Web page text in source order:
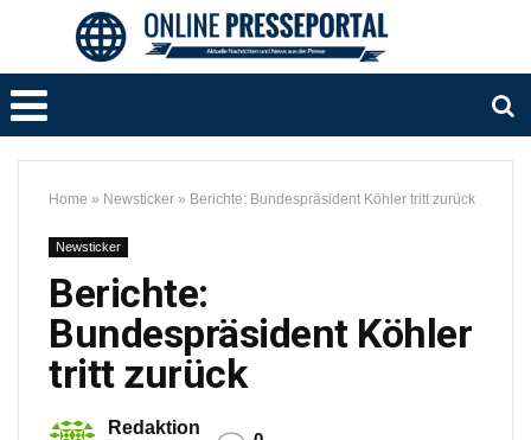
Home » Newsticker » Berichte: Bundespräsident Köhler tritt zurück
Newsticker
Berichte:
Bundespräsident Köhler
tritt zurück
Redaktion